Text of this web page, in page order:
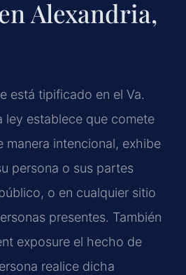
Alexandria,
está tipificado en el Va.
ley establece que comete
manera intencional, exhibe
persona o sus partes
o en cualquier sitio
presentes. También
exposure el hecho de
realice dicha